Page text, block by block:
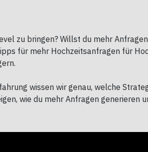
zu bringen? Willst du mehr
für mehr Hochzeitsanfragen für
wissen wir genau, welche
wie du mehr Anfragen generieren